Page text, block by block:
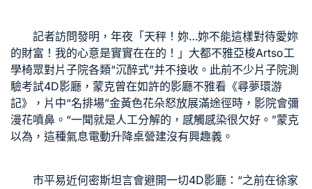
記者訪問發明，年夜「天秤！妳…妳不能這樣對待愛妳
的財富！我的心意是實實在在的！」大都不雅亞梭Artso工
學椅眾對片子院各類“沉醉式”并不接收。此前不少片子院測
驗考試4D影廳，蒙克曾在如許的影廳不雅看《尋夢環游
記》，片中“名排場”金黃色花朵怒放展滿途徑時，影院會彌
漫花噴鼻。“一聞就是人工分解的，感觸感染很欠好。”蒙克
以為，這種氣息電動升降桌營建沒有興趣義。
市平易近何密斯坦言會避開一切4D影廳：“之前在徐家